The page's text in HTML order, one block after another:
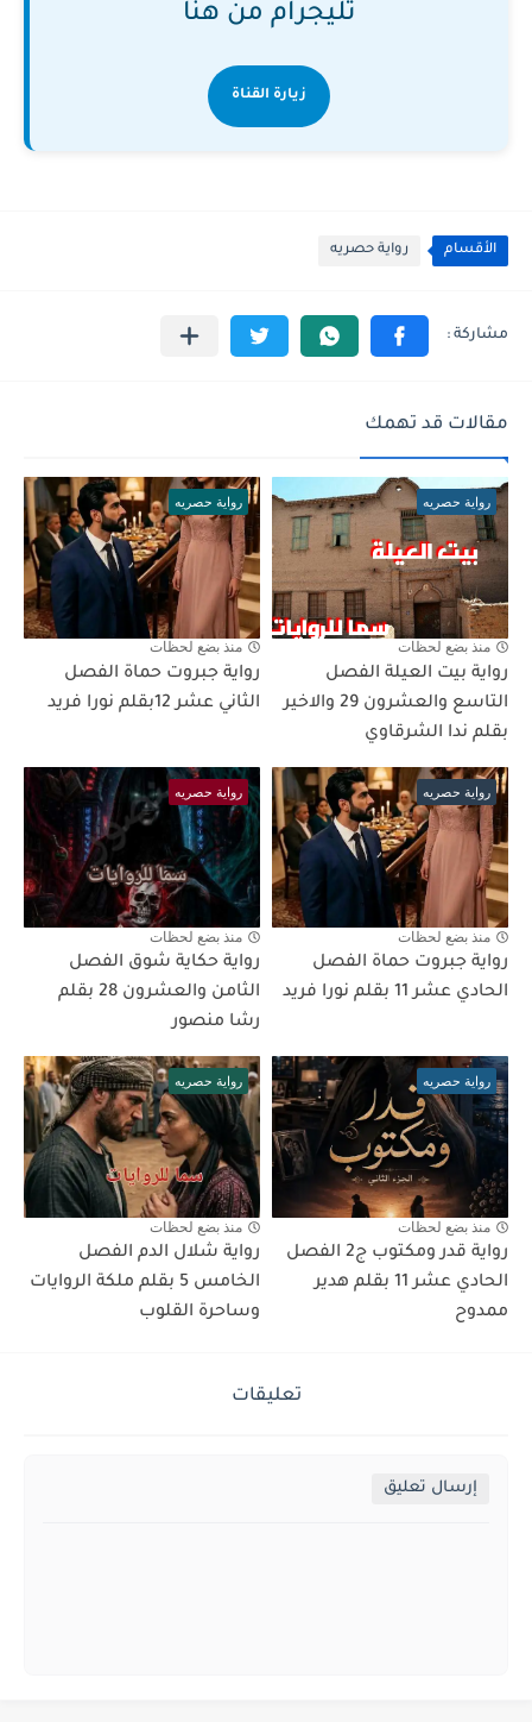
تليجرام من هنا
زيارة القناة
الأقسام رواية حصريه
مقالات قد تهمك
رواية حصريه
منذ بضع لحظات
رواية بيت العيلة الفصل
التاسع والعشرون 29 والاخير
بقلم ندا الشرقاوي
رواية حصريه
منذ بضع لحظات
رواية جبروت حماة الفصل
الثاني عشر 12بقلم نورا فريد
رواية حصريه
منذ بضع لحظات
رواية جبروت حماة الفصل
الحادي عشر 11 بقلم نورا فريد
رواية حصريه
منذ بضع لحظات
رواية حكاية شوق الفصل
الثامن والعشرون 28 بقلم
رشا منصور
رواية حصريه
منذ بضع لحظات
رواية قدر ومكتوب ج2 الفصل
الحادي عشر 11 بقلم هدير
ممدوح
رواية حصريه
منذ بضع لحظات
رواية شلال الدم الفصل
الخامس 5 بقلم ملكة الروايات
وساحرة القلوب
تعليقات
إرسال تعليق